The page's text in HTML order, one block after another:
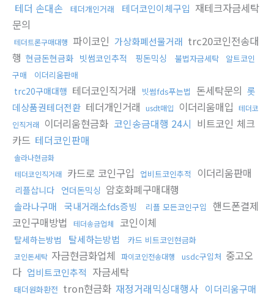
테더 손대손 테더개인거래 테더코인이체구입 재테크자금세탁
문의
테더트론구매대행 파이코인 가상화폐선물거래 trc20코인전송대
행 현금돈현금화 빗썸코인추적 핑돈믹싱 불법자금세탁
알트코인
구매
이더리움판매
trc20구매대행 테더코인직거래 빗썸fds푸는법 돈세탁문의 롯
데상품권테더전환 테더개인거래 usdt매입 이더리움매입 테더코
인직거래 이더리움현금화 코인송금대행 24시 비트코인 체크
카드 테더코인판매
솔라나현금화
테더코인직거래 카드로 코인구입 업비트코인추적 이더리움판매
리플삽니다 언더돈믹싱 암호화폐구매대행
솔라나구매 국내거래소fds증빙 리플 모든코인구입
핸드폰결제
코인구매방법
테더송금업체 코인이체
탈세하는방법 탈세하는방법 카드 비트코인현금화
코인돈세탁 자금현금화업체 파이코인전송대행 usdc구입처 중고오
다 업비트코인추적 자금세탁
태더원화환전 tron현금화 재정거래믹싱대행사 이더리움구매